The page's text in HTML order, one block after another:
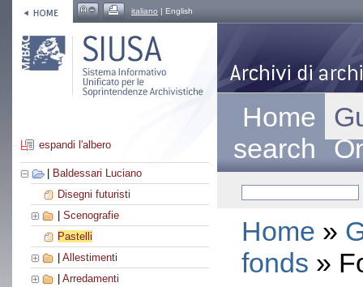
italiano | English
espandi l'albero
Baldessari Luciano
Disegni futuristi
Scenografie
Pastelli
Allestimenti
Arredamenti
Home
search
Home »
fonds »